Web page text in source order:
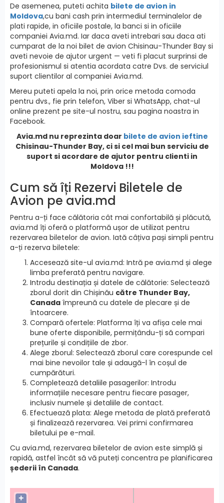
De asemenea, puteti achita bilete de avion in
Moldova,cu bani cash prin intermediul terminalelor de
plati rapide, in oficiile postale, la banci si in oficiile
companiei Avia.md. Iar daca aveti intrebari sau daca ati
cumparat de la noi bilet de avion Chisinau-Thunder Bay si
aveti nevoie de ajutor urgent — veti fi placut surprinsi de
profesionismul si atentia acordata catre Dvs. de serviciul
suport clientilor al companiei Avia.md.
Mereu puteti apela la noi, prin orice metoda comoda
pentru dvs., fie prin telefon, Viber si WhatsApp, chat-ul
online prezent pe site-ul nostru, sau pagina noastra in
Facebook.
Avia.md nu reprezinta doar bilete de avion ieftine
Chisinau-Thunder Bay, ci si cel mai bun serviciu de
suport si acordare de ajutor pentru clienti in
Moldova !!!
Cum să îți Rezervi Biletele de
Avion pe avia.md
Pentru a-ți face călătoria cât mai confortabilă și plăcută,
avia.md îți oferă o platformă ușor de utilizat pentru
rezervarea biletelor de avion. Iată câțiva pași simpli pentru
a-ți rezerva biletele:
Accesează site-ul avia.md: Intră pe avia.md și alege
limba preferată pentru navigare.
Introdu destinația și datele de călătorie: Selectează
zborul dorit din Chișinău către Thunder Bay,
Canada împreună cu datele de plecare și de
întoarcere.
Compară ofertele: Platforma îți va afișa cele mai
bune oferte disponibile, permițându-ți să compari
prețurile și condițiile de zbor.
Alege zborul: Selectează zborul care corespunde cel
mai bine nevoilor tale și adaugă-l în coșul de
cumpărături.
Completează detaliile pasagerilor: Introdu
informațiile necesare pentru fiecare pasager,
inclusiv numele și detaliile de contact.
Efectuează plata: Alege metoda de plată preferată
și finalizează rezervarea. Vei primi confirmarea
biletului pe e-mail.
Cu avia.md, rezervarea biletelor de avion este simplă și
rapidă, astfel încât să vă puteți concentra pe planificarea
șederii în Canada.
+